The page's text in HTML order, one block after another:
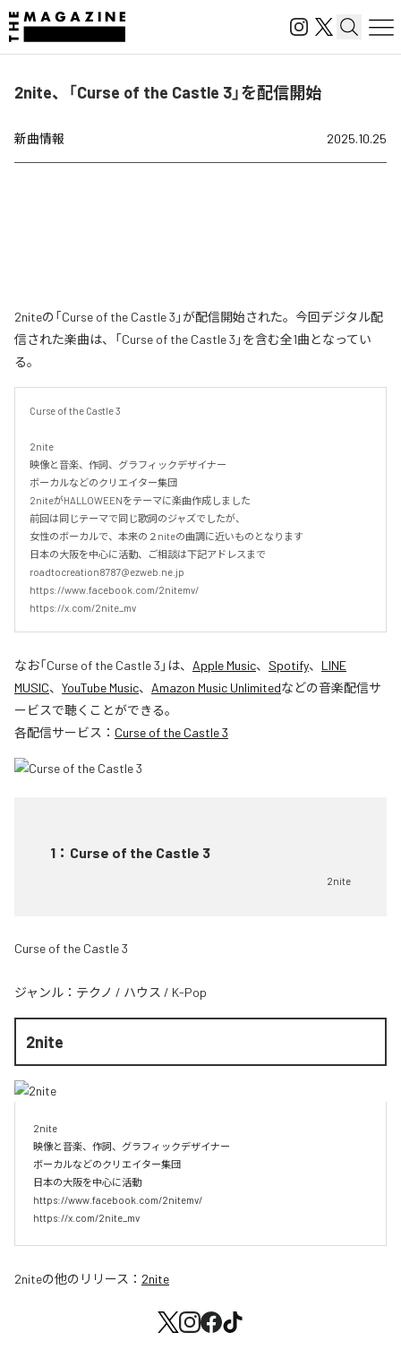
2nite、「Curse of the Castle 3」を配信開始
新曲情報 2025.10.25
2niteの「Curse of the Castle 3」が配信開始された。今回デジタル配
信された楽曲は、「Curse of the Castle 3」を含む全1曲となってい
る。
Curse of the Castle 3
2nite
映像と音楽、作詞、グラフィックデザイナー
ボーカルなどのクリエイター集団
2niteがHALLOWEENをテーマに楽曲作成しました
前回は同じテーマで同じ歌詞のジャズでしたが、
女性のボーカルで、本来の２niteの曲調に近いものとなります
日本の大阪を中心に活動、ご相談は下記アドレスまで
roadtocreation8787@ezweb.ne.jp
https://www.facebook.com/2nitemv/
https://x.com/2nite_mv
なお「Curse of the Castle 3 」は、 Apple Music、 Spotify、 LINE
MUSIC、 YouTube Music、 Amazon Music Unlimitedなどの音楽配信サ
ービスで聴くことができる。
各配信サービス： Curse of the Castle 3
1 ： Curse of the Castle 3
2nite
Curse of the Castle 3
ジャンル： テクノ / ハウス / K-Pop
2nite
2nite
映像と音楽、作詞、グラフィックデザイナー
ボーカルなどのクリエイター集団
日本の大阪を中心に活動
https://www.facebook.com/2nitemv/
2niteの他のリリース： 2nite